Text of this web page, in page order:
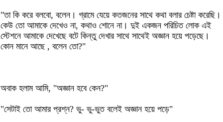
"তা কি করে বলবো, বলেন। গ্রামে যেয়ে কতজনের সাথে কথা বলার চেষ্টা করেছি।
কেউ তো আমাকে দেখেও না, কথাও শোনে না। দুই একজন পরিচিত লোক এই
স্টেশনে আমাকে দেখেছে বটে কিন্তু দেখার সাথে সাথেই অজ্ঞান হয়ে পড়েছে।
কোন মানে আছে , বলেন তো?"
অবাক হলাম আমি, "অজ্ঞান হবে কেন?"
"সেটাই তো আমার প্রশ্ন? ভু- ভু-ভুত বলেই অজ্ঞান হয়ে পড়ে"